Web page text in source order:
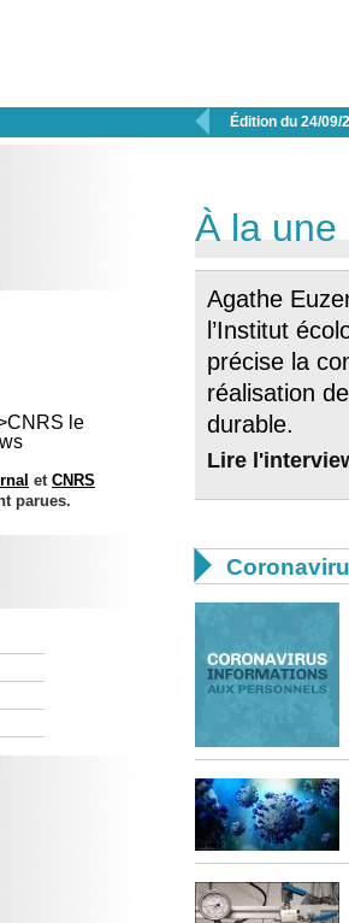
 Édition du 24/09/
le
et CNRS
parues.
À la une
Agathe
l’Institut
précise la
réalisation
durable.
Lire
